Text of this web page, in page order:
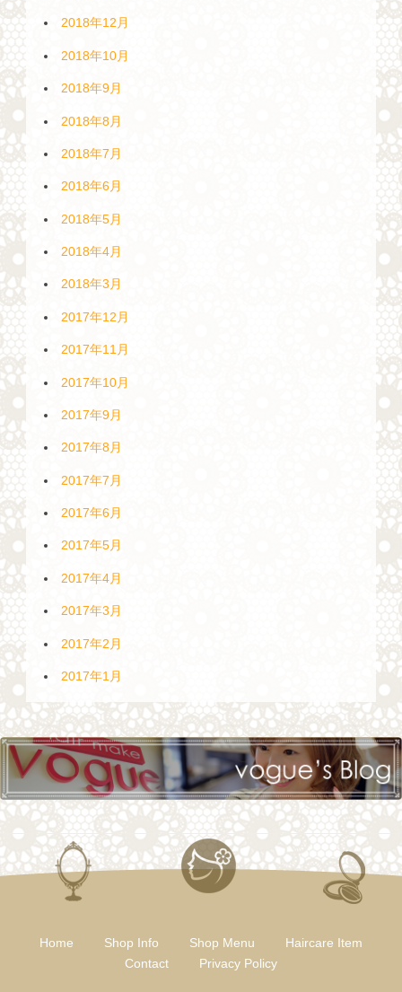
2018年12月
2018年10月
2018年9月
2018年8月
2018年7月
2018年6月
2018年5月
2018年4月
2018年3月
2017年12月
2017年11月
2017年10月
2017年9月
2017年8月
2017年7月
2017年6月
2017年5月
2017年4月
2017年3月
2017年2月
2017年1月
Home Shop Info Shop Menu
Haircare Item
Contact
Privacy Policy